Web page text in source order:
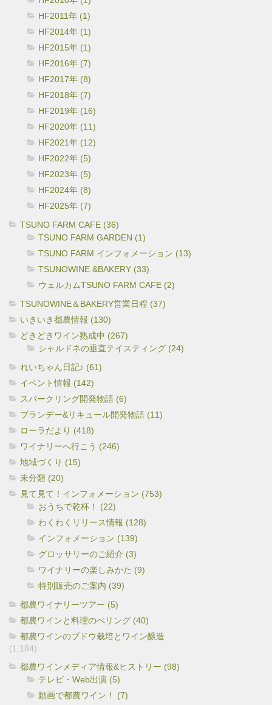
HF2011年 (1)
HF2014年 (1)
HF2015年 (1)
HF2016年 (7)
HF2017年 (8)
HF2018年 (7)
HF2019年 (16)
HF2020年 (11)
HF2021年 (12)
HF2022年 (5)
HF2023年 (5)
HF2024年 (8)
HF2025年 (7)
TSUNO FARM CAFE (36)
TSUNO FARM GARDEN (1)
TSUNO FARM インフォメーション (13)
TSUNOWINE &BAKERY (33)
ウェルカムTSUNO FARM CAFE (2)
TSUNOWINE＆BAKERY営業日程 (37)
いきいき都農情報 (130)
どきどきワイン熟成中 (267)
シャルドネの垂直テイスティング (24)
れいちゃん日記♪ (61)
イベント情報 (142)
スパークリング開発物語 (6)
ブランデー&リキュール開発物語 (11)
ローラだより (418)
ワイナリーへ行こう (246)
地域づくり (15)
未分類 (20)
見て見て！インフォメーション (753)
おうちで乾杯！ (22)
わくわくリリース情報 (128)
インフォメーション (139)
グロッサリーのご紹介 (3)
ワイナリーの楽しみかた (9)
特別販売のご案内 (39)
都農ワイナリーツアー (5)
都農ワインと料理のぺリング (40)
都農ワインのブドウ栽培とワイン醸造
(1,184)
都農ワインメディア情報&ヒストリー (98)
テレビ・Web出演 (5)
動画で都農ワイン！ (7)